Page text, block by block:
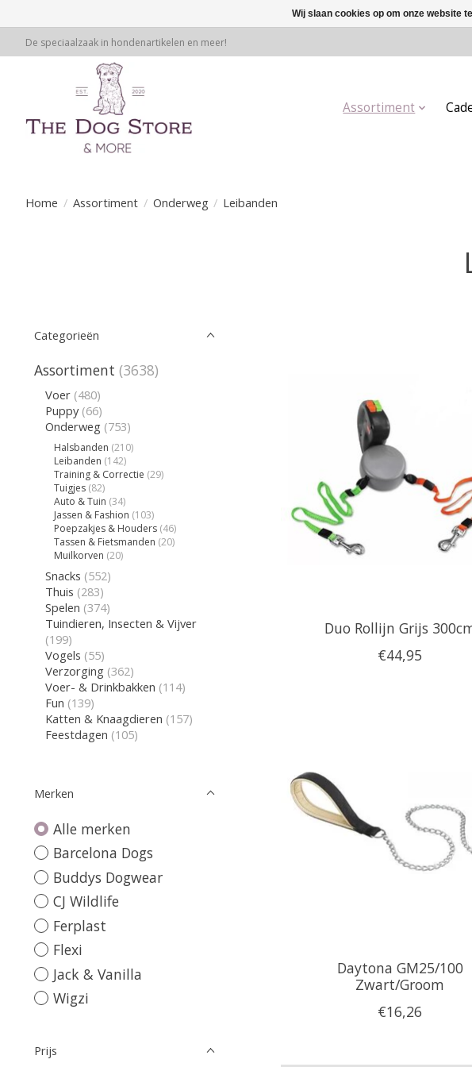
De speciaalzaak in hondenartikelen en meer!
Assortiment
Home / Assortiment / Onderweg / Leibanden
Categorieën
Assortiment (3638)
Voer (480)
Puppy (66)
Onderweg (753)
Halsbanden (210)
Leibanden (142)
Training & Correctie (29)
Tuigjes (82)
Auto & Tuin (34)
Jassen & Fashion (103)
Poepzakjes & Houders (46)
Tassen & Fietsmanden (20)
Muilkorven (20)
Snacks (552)
Thuis (283)
Spelen (374)
Tuindieren, Insecten & Vijver
(199)
Vogels (55)
Verzorging (362)
Voer- & Drinkbakken (114)
Fun (139)
Katten & Knaagdieren (157)
Feestdagen (105)
Merken
Alle merken
Barcelona Dogs
Buddys Dogwear
CJ Wildlife
Ferplast
Flexi
Jack & Vanilla
Wigzi
Prijs
Duo Rollijn Grijs
€44,95
Daytona GM25/100
Zwart/Groom
€16,26
Wij slaan cookies op om onze website